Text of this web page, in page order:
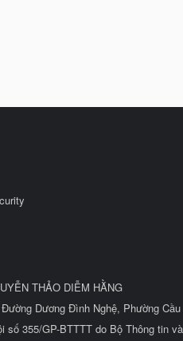
THẢO DIỄM HẰNG
Dương Đình Nghệ, Phường
số 355/GP-BTTTT do Bộ Thông tin